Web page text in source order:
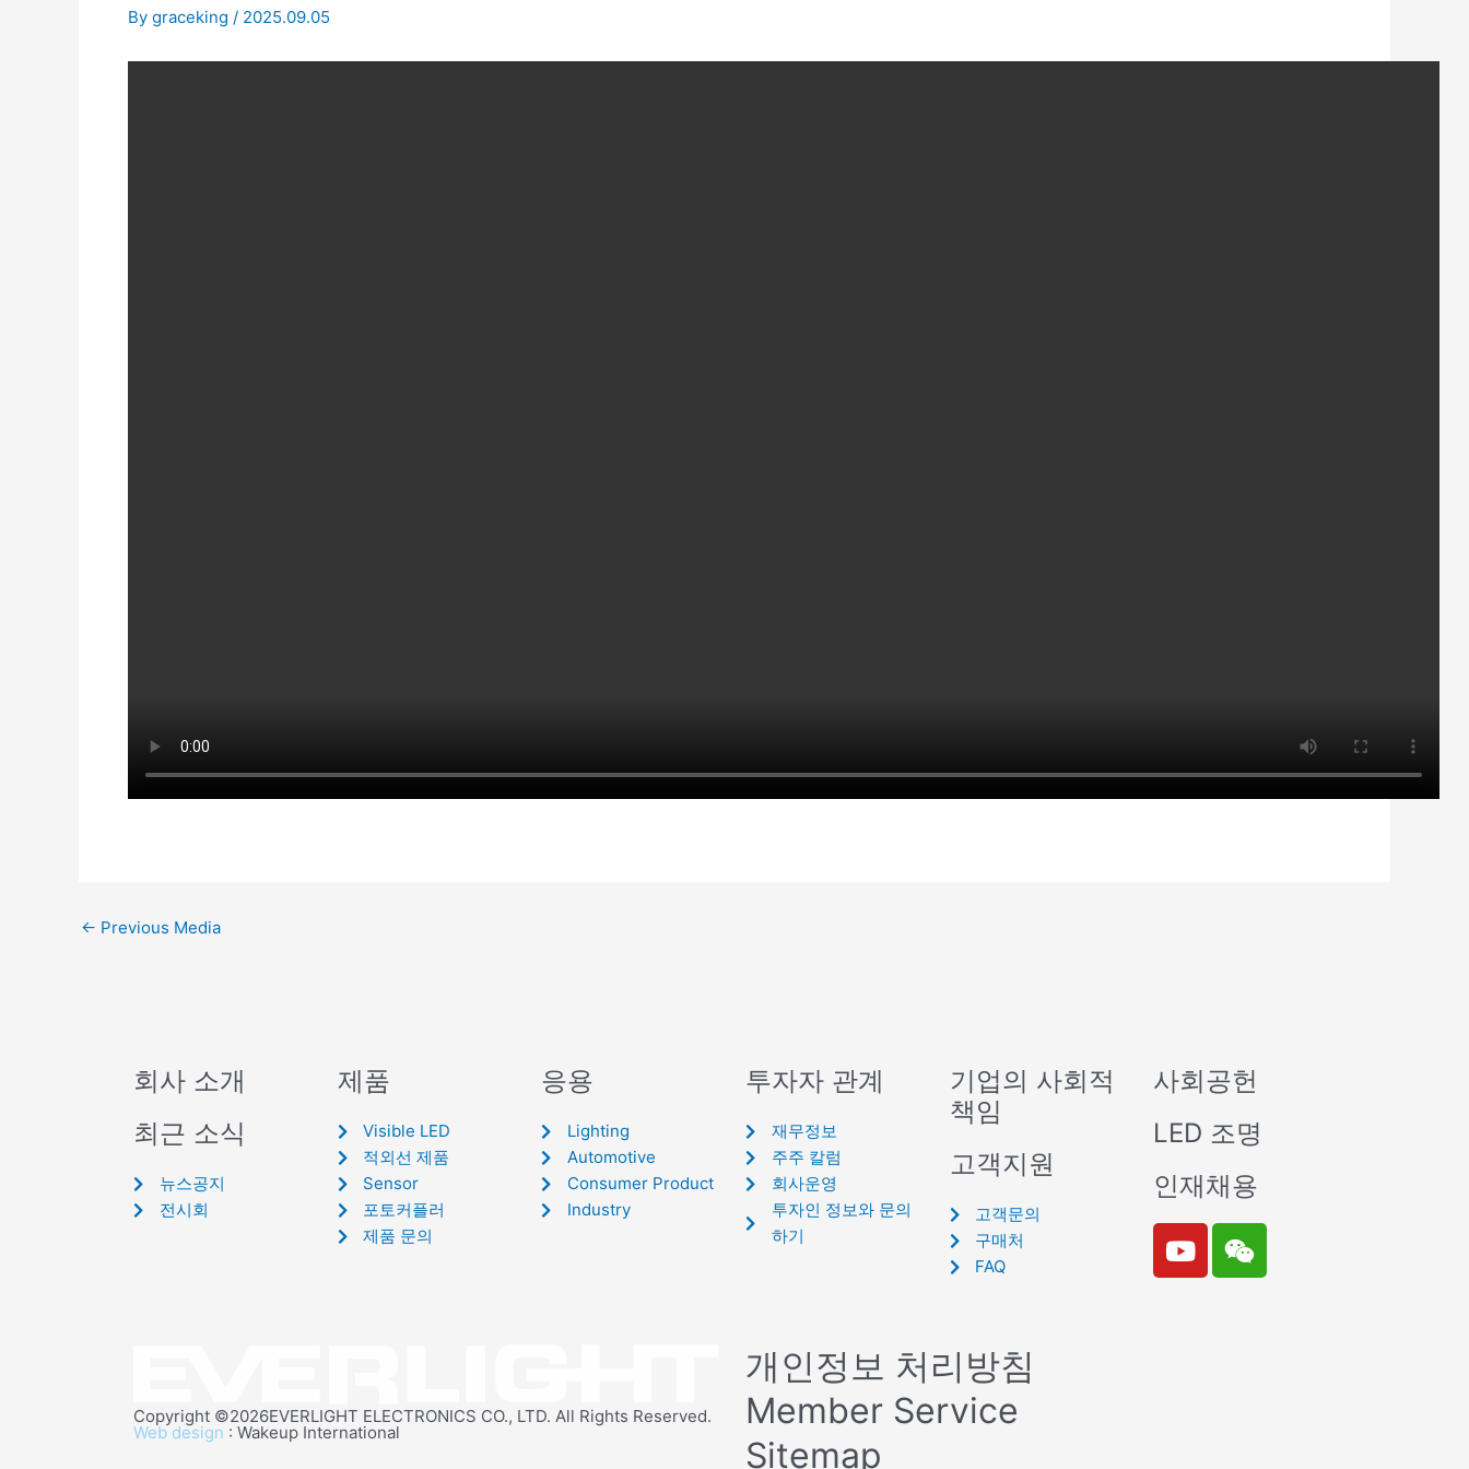
By graceking / 2025.09.05
← Previous Media
회사 소개
최근 소식
뉴스공지
전시회
제품
Visible LED
적외선 제품
Sensor
포토커플러
제품 문의
응용
Lighting
Automotive
Consumer Product
Industry
투자자 관계
재무정보
주주 칼럼
회사운영
투자인 정보와 문의
하기
기업의 사회적
책임
고객지원
고객문의
구매처
FAQ
사회공헌
LED 조명
인재채용
Y
o
W
e
Copyright ©2026EVERLIGHT ELECTRONICS CO., LTD. All Rights Reserved.
Web design : Wakeup International
개인정보 처리방침
Member Service
Sitemap